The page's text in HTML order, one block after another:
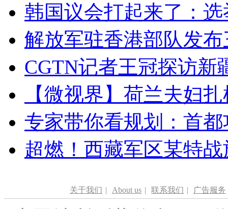
韩国议会打起来了：
解放军驻香港部队发
CGTN记者王冠探访新
【微视界】荷兰夫妇
专家带你看规划：首
超燃！西藏军区某特
关于我们 | About us | 联系我们 | 广告服务